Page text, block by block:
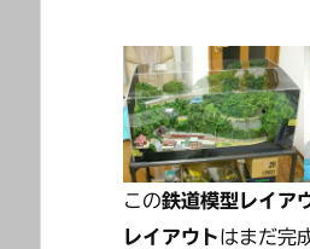
この鉄道模型レイア
レイアウトはまだ完